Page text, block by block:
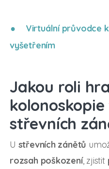
Virtuální průvodce
vyšetřením
Jakou roli
střevních
U střevních zánětů
rozsah poškození, zjistit